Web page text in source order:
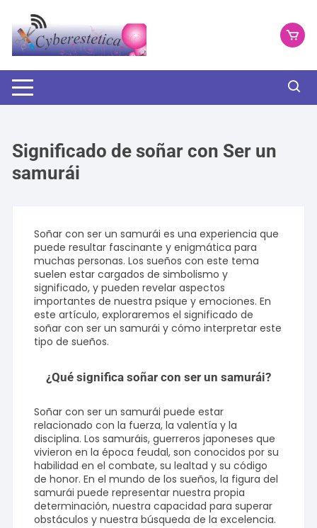
contenido
Significado de soñar con Ser un
samurái
Soñar con ser un samurái es una experiencia que
puede resultar fascinante y enigmática para
muchas personas. Los sueños con este tema
suelen estar cargados de simbolismo y
significado, y pueden revelar aspectos
importantes de nuestra psique y emociones. En
este artículo, exploraremos el significado de
soñar con ser un samurái y cómo interpretar este
tipo de sueños.
¿Qué significa soñar con ser un samurái?
Soñar con ser un samurái puede estar
relacionado con la fuerza, la valentía y la
disciplina. Los samuráis, guerreros japoneses que
vivieron en la época feudal, son conocidos por su
habilidad en el combate, su lealtad y su código
de honor. En el mundo de los sueños, la figura del
samurái puede representar nuestra propia
determinación, nuestra capacidad para superar
obstáculos y nuestra búsqueda de la excelencia.